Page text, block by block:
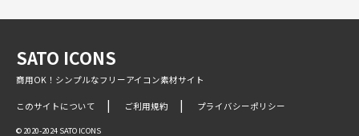
SATO ICONS
商用OK！シンプルなフリーアイコン素材サイト
このサイトについて ご利用規約 プライバシーポリシー
© 2020-2024 SATO ICONS